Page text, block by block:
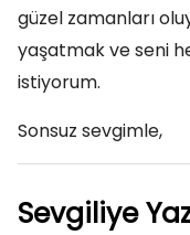
güzel zamanları
yaşatmak ve seni
istiyorum.
Sonsuz sevgimle,
Sevgiliye